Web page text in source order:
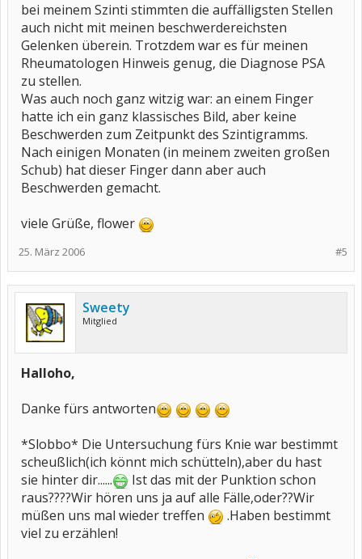
bei meinem Szinti stimmten die auffälligsten Stellen
auch nicht mit meinen beschwerdereichsten
Gelenken überein. Trotzdem war es für meinen
Rheumatologen Hinweis genug, die Diagnose PSA
zu stellen.
Was auch noch ganz witzig war: an einem Finger
hatte ich ein ganz klassisches Bild, aber keine
Beschwerden zum Zeitpunkt des Szintigramms.
Nach einigen Monaten (in meinem zweiten großen
Schub) hat dieser Finger dann aber auch
Beschwerden gemacht.
viele Grüße, flower
#5
25. März 2006
Sweety
Mitglied
Halloho,
Danke fürs antworten
*Slobbo* Die Untersuchung fürs Knie war bestimmt
scheußlich(ich könnt mich schütteln),aber du hast
sie hinter dir......
Ist das mit der Punktion schon
raus????Wir hören uns ja auf alle Fälle,oder??Wir
müßen uns mal wieder treffen
.Haben bestimmt
viel zu erzählen!